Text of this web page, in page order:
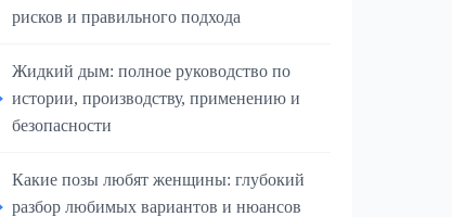
рисков и правильного подхода
Жидкий дым: полное руководство по
истории, производству, применению и
безопасности
Какие позы любят женщины: глубокий
разбор любимых вариантов и нюансов